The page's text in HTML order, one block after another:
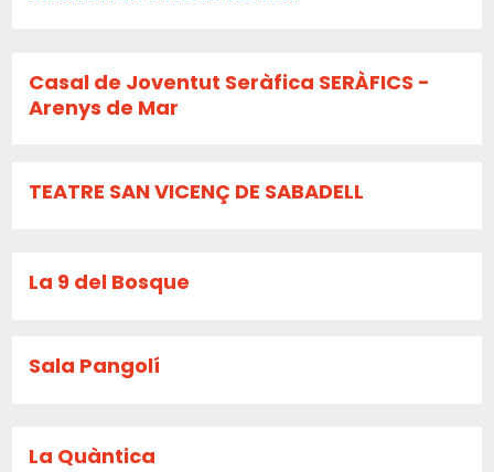
Casal de Joventut Seràfica SERÀFICS -
Arenys de Mar
TEATRE SAN VICENÇ DE SABADELL
La 9 del Bosque
Sala Pangolí
La Quàntica